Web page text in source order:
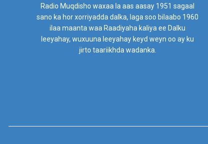
Radio Muqdisho waxaa la aas aasay 1951 sagaal
sano ka hor xorriyadda dalka, laga soo bilaabo 1960
ilaa maanta waa Raadiyaha kaliya ee Dalku
leeyahay, wuxuuna leeyahay keyd weyn oo ay ku
jirto taariikhda wadanka.